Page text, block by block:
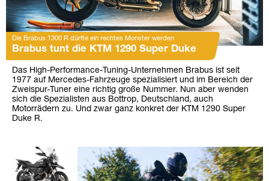
Die Brabus 1300 R dürfte ein rechtes Monster werden
Brabus tunt die KTM 1290 Super Duke
Das High-Performance-Tuning-Unternehmen Brabus ist seit
1977 auf Mercedes-Fahrzeuge spezialisiert und im Bereich der
Zweispur-Tuner eine richtig große Nummer. Nun aber wenden
sich die Spezialisten aus Bottrop, Deutschland, auch
Motorrädern zu. Und zwar ganz konkret der KTM 1290 Super
Duke R.